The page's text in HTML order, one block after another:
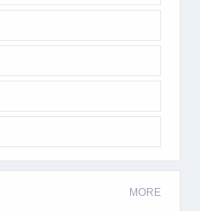
MORE